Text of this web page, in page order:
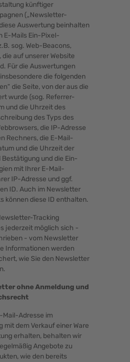
künftiger
(„Newsletter-
Auswertung beinhalten
E-Mails Ein-Pixel-
sog. Web-Beacons,
auf unserer Website
Für die Auswertungen
die folgenden
die Seite, von der aus die
wurde (sog. Referrer-
und die Uhrzeit des
des Typs des
die IP-Adresse
Rechners, die E-Mail-
und die Uhrzeit der
und die Ein-
mit Ihrer E-Mail-
IP-Adresse und ggf.
ID. Auch im Newsletter
können diese ID enthalten.
Tracking
jederzeit möglich sich -
- vom Newsletter
Informationen werden
wie Sie den Newsletter
ohne Anmeldung und
Mail-Adresse im
mit dem Verkauf einer Ware
erhalten, behalten wir
Angebote zu
wie den bereits